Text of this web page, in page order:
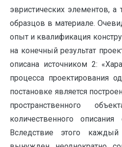
эвристических элементов, а
образцов в материале.
опыт и квалификация
на конечный результат
описана источником 2:
процесса проектирования
постановке является
пространственного
количественного
Вследствие этого